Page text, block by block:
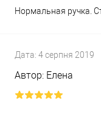
Нормальная ручка.
Дата: 4 серпня 2019
Автор: Елена